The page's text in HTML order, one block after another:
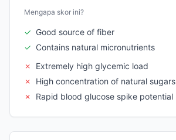
Mengapa skor ini?
✓ Good source of fiber
✓ Contains natural micronutrients
✗
Extremely high glycemic load
✗
High concentration of natural sugars
✗
Rapid blood glucose spike potential